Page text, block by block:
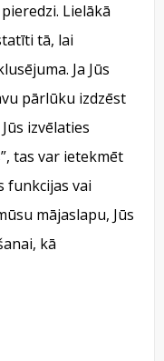
Lielākā
tā, lai
Ja Jūs
pārlūku izdzēst
izvēlaties
tas var ietekmēt
funkcijas vai
mājaslapu, Jūs
kā